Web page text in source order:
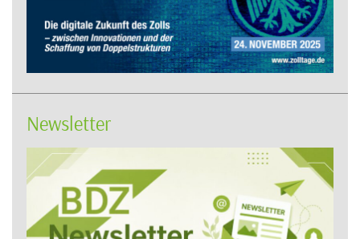
Newsletter